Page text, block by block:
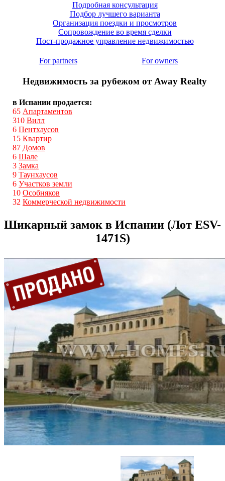
Подробная консультация
Подбор лучшего варианта
Организация поездки и просмотров
Сопровождение во время сделки
Пост-продажное управление недвижимостью
For partners For owners
Недвижимость за рубежом от Away Realty
в Испании продается:
65 Апартаментов
310 Вилл
6 Пентхаусов
15 Квартир
87 Домов
6 Шале
3 Замка
9 Таунхаусов
6 Участков земли
10 Особняков
32 Коммерческой недвижимости
Шикарный замок в Испании (Лот ESV-
1471S)